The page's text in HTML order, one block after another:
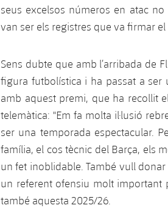
seus excelsos números en atac
van ser els registres que va firmar
Sens dubte que amb l’arribada de
figura futbolística i ha passat a ser
amb aquest premi, que ha recollit
telemàtica: "Em fa molta il·lusió
ser una temporada espectacular.
família, el cos tècnic del Barça, els
un fet inoblidable. També vull
un referent ofensiu molt important
també aquesta 2025/26.